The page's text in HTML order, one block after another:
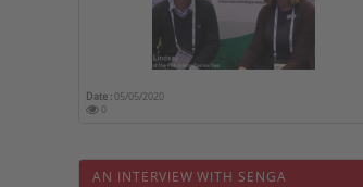
Date :05/05/2020
0
AN INTERVIEW WITH SENGA